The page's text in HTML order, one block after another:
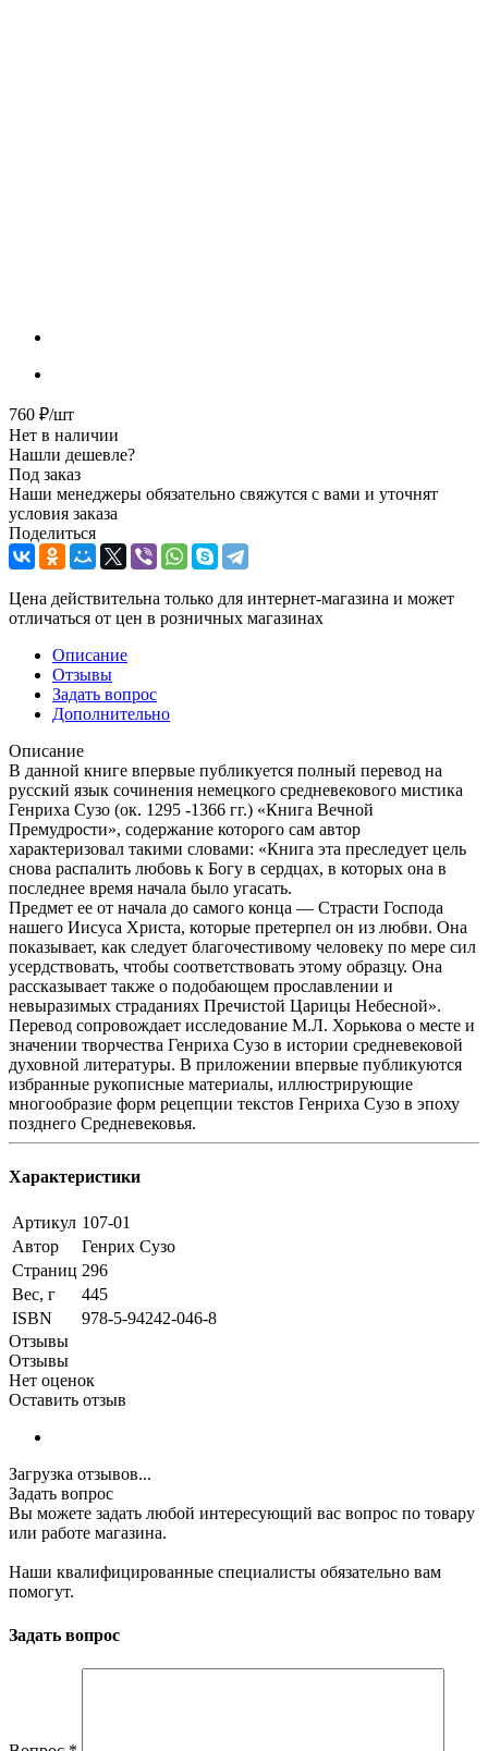
760 ₽/шт
Нет в наличии
Нашли дешевле?
Под заказ
Наши менеджеры обязательно свяжутся с вами и уточнят
условия заказа
Поделиться
Цена действительна только для интернет-магазина и может
отличаться от цен в розничных магазинах
Описание
Отзывы
Задать вопрос
Дополнительно
Описание
В данной книге впервые публикуется полный перевод на
русский язык сочинения немецкого средневекового мистика
Генриха Сузо (ок. 1295 -1366 гг.) «Книга Вечной
Премудрости», содержание которого сам автор
характеризовал такими словами: «Книга эта преследует цель
снова распалить любовь к Богу в сердцах, в которых она в
последнее время начала было угасать.
Предмет ее от начала до самого конца — Страсти Господа
нашего Иисуса Христа, которые претерпел он из любви. Она
показывает, как следует благочестивому человеку по мере сил
усердствовать, чтобы соответствовать этому образцу. Она
рассказывает также о подобающем прославлении и
невыразимых страданиях Пречистой Царицы Небесной».
Перевод сопровождает исследование М.Л. Хорькова о месте и
значении творчества Генриха Сузо в истории средневековой
духовной литературы. В приложении впервые публикуются
избранные рукописные материалы, иллюстрирующие
многообразие форм рецепции текстов Генриха Сузо в эпоху
позднего Средневековья.
Характеристики
Артикул 107-01
Автор
Генрих Сузо
Страниц 296
Вес, г
445
ISBN
978-5-94242-046-8
Отзывы
Отзывы
Нет оценок
Оставить отзыв
Загрузка отзывов...
Задать вопрос
Вы можете задать любой интересующий вас вопрос по товару
или работе магазина.
Наши квалифицированные специалисты обязательно вам
помогут.
Задать вопрос